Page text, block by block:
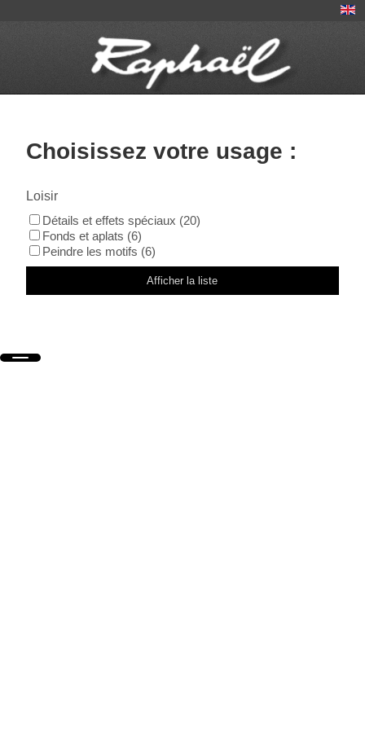
Choisissez votre usage :
Loisir
Détails et effets spéciaux (20)
Fonds et aplats (6)
Peindre les motifs (6)